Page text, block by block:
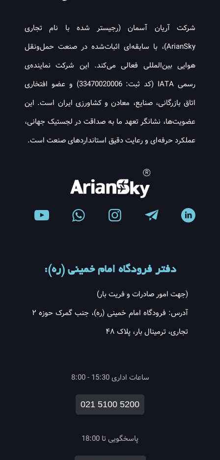
شرکت آریان آسمان (رجیستر شده با نام تجاری
ArianSky)، با سابقه‌ای اثبات‌شده در صنعت حمل‌ونقل
هوایی بین‌المللی فعالی می‌کند. این شرکت نماینده‌ی
رسمی IATA (کد ثبت: 33470020006) و عضو افتخاری
اتاق بازرگانی، صنایع، معادن و کشاورزی ایران است. این
عضویت‌ها، نشانگر تعهد ما به صداقت در لجستیک جهانی،
عملکرد حرفه‌ای و رعایت دقیق استانداردهای صنعت است.
دفتر فرودگاه امام خمینی (ره):
(جهت امور صادرات و فریت بار)
آدرس: فرودگاه امام خمینی (ره)، جنب گمرک حوزه ۲
تجاری، ترمینال بار، پلاک ۴۸
ساعات اداری 15:30 - 8:00
021 5100 5200
پاسخگویی تا 18:00